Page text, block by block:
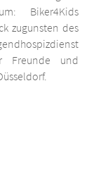
Biker4Kids
zugunsten des
Freunde und